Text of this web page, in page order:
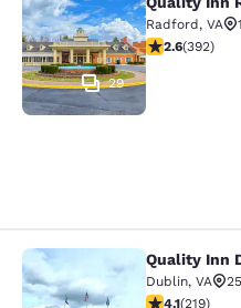
Quality Inn
29
Radford, VA
Calificación de
2.6(392)
Quality InnQuality Inn
Dublin, VA
Calificación
4.1(219)